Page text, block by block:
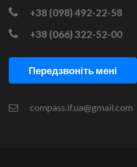
+38 (098) 492-22-58
+38 (066) 322-52-00
Передзвоніть мені
compass.if.ua@gmail.com